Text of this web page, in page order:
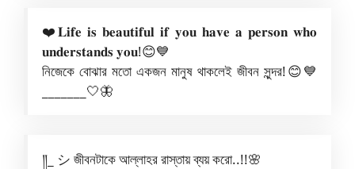
❤️𝐋𝐢𝐟𝐞 𝐢𝐬 𝐛𝐞𝐚𝐮𝐭𝐢𝐟𝐮𝐥 𝐢𝐟 𝐲𝐨𝐮 𝐡𝐚𝐯𝐞 𝐚 𝐩𝐞𝐫𝐬𝐨𝐧 𝐰𝐡𝐨
𝐮𝐧𝐝𝐞𝐫𝐬𝐭𝐚𝐧𝐝𝐬 𝐲𝐨𝐮!😊💙
নিজেকে বোঝার মতো একজন মানুষ থাকলেই জীবন সুন্দর!😊💙
_______🤍🦋
༎_ シ︎ জীবনটাকে আল্লাহর রাস্তায় ব্যয় করো..!!🌸